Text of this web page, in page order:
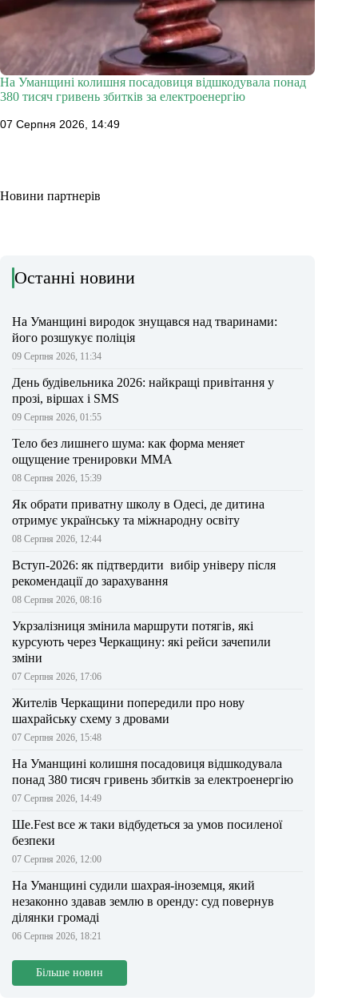
На Уманщині колишня посадовиця відшкодувала понад
380 тисяч гривень збитків за електроенергію
07 Серпня 2026, 14:49
Новини партнерів
Останні новини
На Уманщині виродок знущався над тваринами:
його розшукує поліція
09 Серпня 2026, 11:34
День будівельника 2026: найкращі привітання у
прозі, віршах і SMS
09 Серпня 2026, 01:55
Тело без лишнего шума: как форма меняет
ощущение тренировки ММА
08 Серпня 2026, 15:39
Як обрати приватну школу в Одесі, де дитина
отримує українську та міжнародну освіту
08 Серпня 2026, 12:44
Вступ-2026: як підтвердити вибір універу після
рекомендації до зарахування
08 Серпня 2026, 08:16
Укрзалізниця змінила маршрути потягів, які
курсують через Черкащину: які рейси зачепили
зміни
07 Серпня 2026, 17:06
Жителів Черкащини попередили про нову
шахрайську схему з дровами
07 Серпня 2026, 15:48
На Уманщині колишня посадовиця відшкодувала
понад 380 тисяч гривень збитків за електроенергію
07 Серпня 2026, 14:49
Ше.Fest все ж таки відбудеться за умов посиленої
безпеки
07 Серпня 2026, 12:00
На Уманщині судили шахрая-іноземця, який
незаконно здавав землю в оренду: суд повернув
ділянки громаді
06 Серпня 2026, 18:21
Більше новин